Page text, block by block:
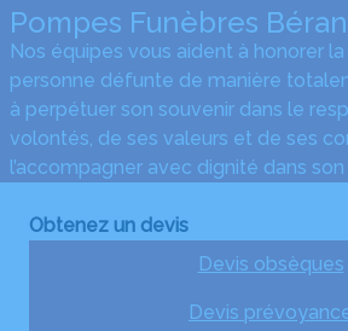
Pompes Funèbres
Nos équipes vous aident à honorer
personne défunte de manière
à perpétuer son souvenir dans le
volontés, de ses valeurs et de ses
l’accompagner avec dignité dans
Obtenez un devis
Devis obsèques
Devis